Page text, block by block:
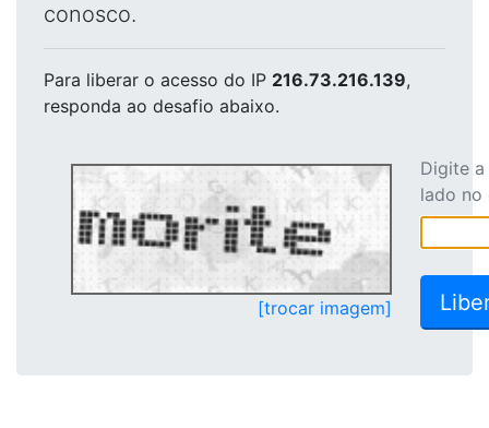
conosco.
Para liberar o acesso do IP 216.73.216.139,
responda ao desafio abaixo.
[trocar imagem]
Digite
lado no